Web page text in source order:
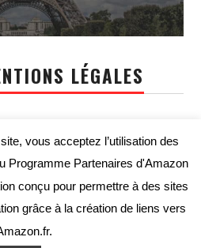
LÉGALES
Conditions générales d’utilisation
vous acceptez l’utilisation des
Programme Partenaires d'Amazon
conçu pour permettre à des sites
grâce à la création de liens vers